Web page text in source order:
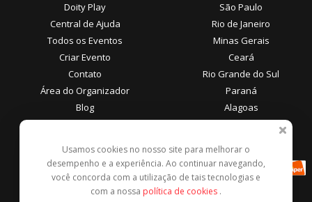
Doity Play
Central de Ajuda
Todos os Eventos
Criar Evento
Contato
Área do Organizador
Blog
São Paulo
Rio de Janeiro
Minas Gerais
Ceará
Rio Grande do Sul
Paraná
Alagoas
Área do Participante
Central de Ajuda
Denunciar este evento
Formas de Pagamento
Usamos cookies no nosso site para melhorar o
desempenho e a experiência. Ao continuar navegando,
você concorda com a utilização de tais tecnologias e
com a nossa política de cookies .